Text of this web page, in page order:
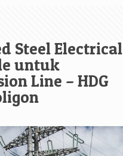
Steel Electrical
untuk
Line – HDG